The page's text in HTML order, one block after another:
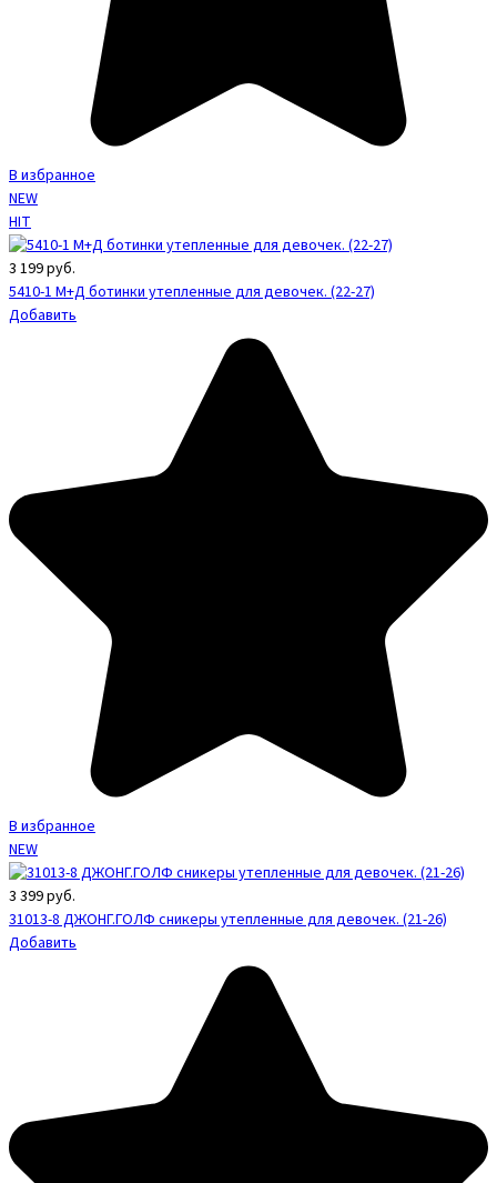
В избранное
NEW
HIT
3 199руб.
5410-1 М+Д ботинки утепленные для девочек. (22-27)
Добавить
В избранное
NEW
3 399руб.
31013-8 ДЖОНГ.ГОЛФ сникеры утепленные для девочек. (21-26)
Добавить